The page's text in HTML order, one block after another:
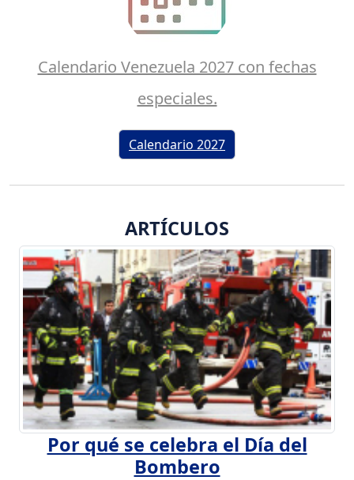
Calendario Venezuela 2027 con fechas
especiales.
Calendario 2027
ARTÍCULOS
Por qué se celebra el Día del
Bombero